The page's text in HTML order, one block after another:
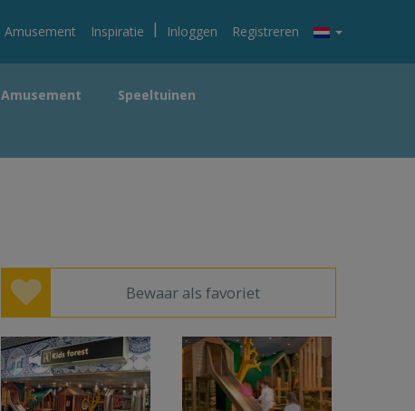
Amusement Inspiratie | Inloggen Registreren
Amusement
Speeltuinen
Bewaar als favoriet